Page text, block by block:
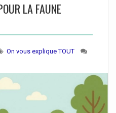
LA FAUNE
On vous explique TOUT